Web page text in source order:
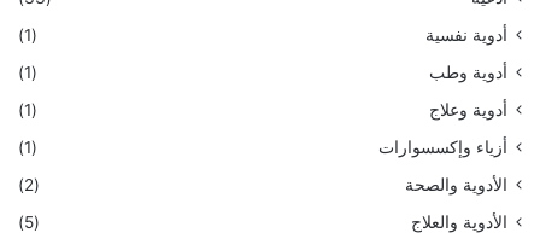
أدوية نفسية
(1)
أدوية وطب
(1)
أدوية وعلاج
(1)
أزياء وإكسسوارات
(1)
الأدوية والصحة
(2)
الأدوية والعلاج
(5)